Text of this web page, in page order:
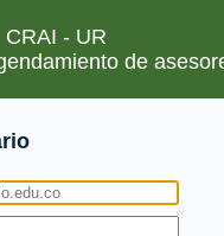
CRAI - UR
de